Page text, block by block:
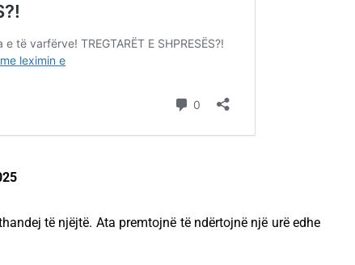
të njëjtë. Ata premtojnë të ndërtojnë një urë edhe